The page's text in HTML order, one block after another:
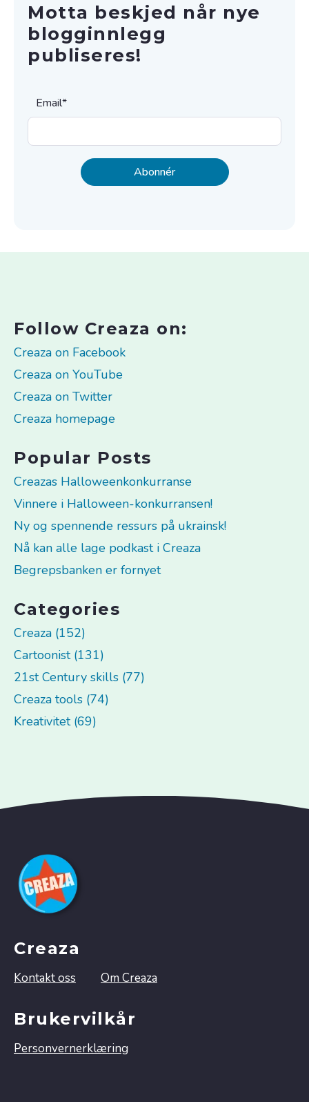
Motta beskjed når nye
blogginnlegg
publiseres!
Email*
Follow Creaza on:
Creaza on Facebook
Creaza on YouTube
Creaza on Twitter
Creaza homepage
Popular Posts
Creazas Halloweenkonkurranse
Vinnere i Halloween-konkurransen!
Ny og spennende ressurs på ukrainsk!
Nå kan alle lage podkast i Creaza
Begrepsbanken er fornyet
Categories
Creaza (152)
Cartoonist (131)
21st Century skills (77)
Creaza tools (74)
Kreativitet (69)
Creaza
Kontakt oss Om Creaza
Brukervilkår
Personvernerklæring